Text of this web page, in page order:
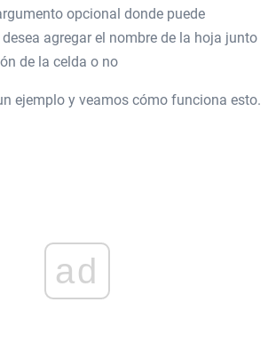
opcional donde puede
agregar el nombre de la hoja junto
de la celda o no
ejemplo y veamos cómo funciona esto.
ad